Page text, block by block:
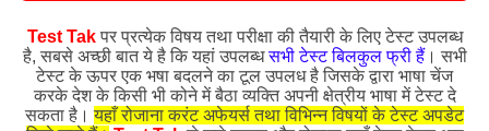
Test Takपर प्रत्येक विषय तथा परीक्षा की तैयारी के लिए टेस्ट उपलब्ध
है, सबसे अच्छी बात ये है कि यहां उपलब्धसभी टेस्ट बिलकुल फ्री हैं। सभी
टेस्ट के ऊपर एक भषा बदलने का टूल उपलध है जिसके द्वारा भाषा चेंज
करके देश के किसी भी कोने में बैठा व्यक्ति अपनी क्षेत्रीय भाषा में टेस्ट दे
सकता है।यहाँ रोजाना करंट अफेयर्स तथा विभिन्न विषयों के टेस्ट अपडेट